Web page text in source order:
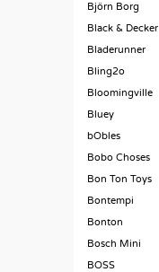
Björn Borg
Black & Decker
Bladerunner
Bling2o
Bloomingville
Bluey
bObles
Bobo Choses
Bon Ton Toys
Bontempi
Bonton
Bosch Mini
BOSS